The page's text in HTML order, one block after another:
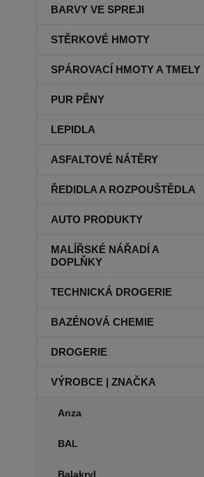
BARVY VE SPREJI
STĚRKOVÉ HMOTY
SPÁROVACÍ HMOTY A TMELY
PUR PĚNY
LEPIDLA
ASFALTOVÉ NÁTĚRY
ŘEDIDLA A ROZPOUŠTĚDLA
AUTO PRODUKTY
MALÍŘSKÉ NÁŘADÍ A
DOPLŇKY
TECHNICKÁ DROGERIE
BAZÉNOVÁ CHEMIE
DROGERIE
VÝROBCE | ZNAČKA
Anza
BAL
Balakryl